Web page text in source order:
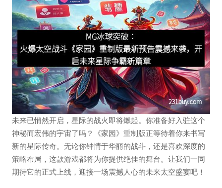
未来已悄然开启，星际的战火即将燃起。你准备好入驻这个
神秘而宏伟的宇宙了吗？《家园》重制版正等待着你来书写
新的星际传奇。无论你钟情于华丽的战斗，还是喜欢深度的
策略布局，这款游戏都将为你提供绝佳的舞台。让我们一同
期待它的正式上线，迎接一场震撼人心的未来太空盛宴吧！